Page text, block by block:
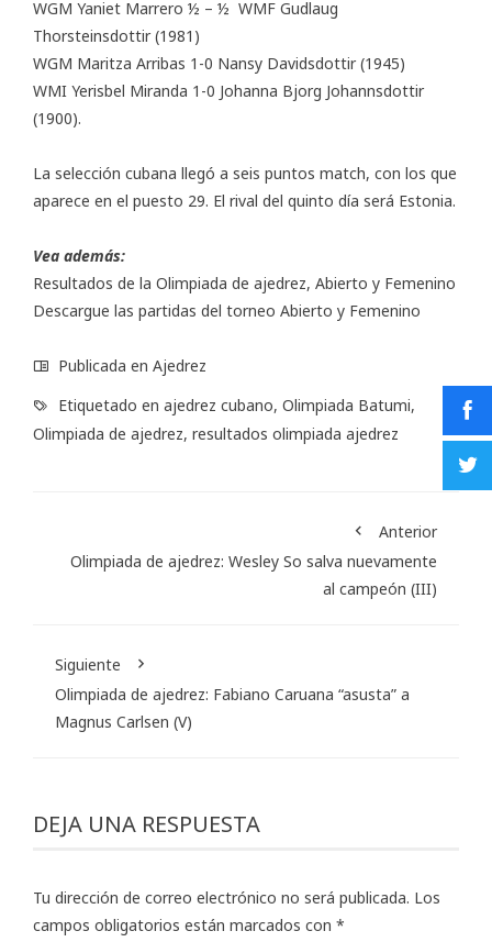
WGM Yaniet Marrero ½ – ½ WMF Gudlaug
Thorsteinsdottir (1981)
WGM Maritza Arribas 1-0 Nansy Davidsdottir (1945)
WMI Yerisbel Miranda 1-0 Johanna Bjorg Johannsdottir
(1900).
La selección cubana llegó a seis puntos match, con los que
aparece en el puesto 29. El rival del quinto día será Estonia.
Vea además:
Resultados de la Olimpiada de ajedrez, Abierto y Femenino
Descargue las partidas del torneo Abierto y Femenino
Publicada en Ajedrez
Etiquetado en ajedrez cubano, Olimpiada Batumi,
Olimpiada de ajedrez, resultados olimpiada ajedrez
Anterior
Olimpiada de ajedrez: Wesley So salva nuevamente
al campeón (III)
Siguiente
Olimpiada de ajedrez: Fabiano Caruana “asusta” a
Magnus Carlsen (V)
DEJA UNA RESPUESTA
Tu dirección de correo electrónico no será publicada. Los
campos obligatorios están marcados con *